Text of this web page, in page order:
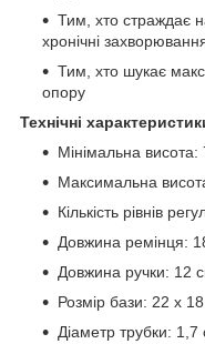
Тим, хто страждає
хронічні
Тим, хто шукає
опору
Технічні
Мінімальна
Максимальна
Кількість рівнів
Довжина ремінця:
Довжина ручки: 12
Розмір бази: 22 х
Діаметр трубки: 1,7